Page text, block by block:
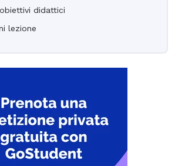
didattici
lezione